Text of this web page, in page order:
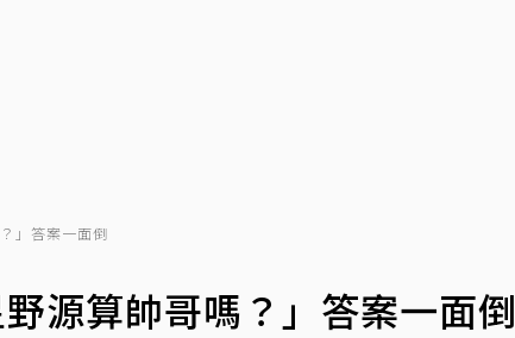
」答案一面倒
源算帥哥嗎？」答案一面倒